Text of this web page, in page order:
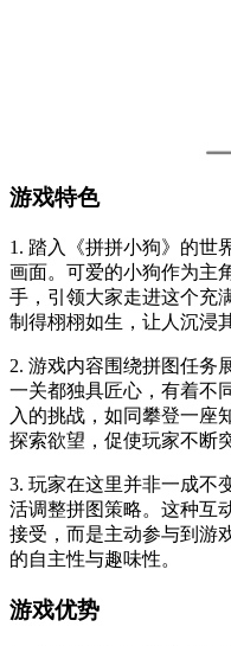
游戏特色
1. 踏入《拼拼小狗》的世
画面。可爱的小狗作为主
手，引领大家走进这个充
制得栩栩如生，让人沉浸
2. 游戏内容围绕拼图任务
一关都独具匠心，有着不
入的挑战，如同攀登一座
探索欲望，促使玩家不断
3. 玩家在这里并非一成不
活调整拼图策略。这种互
接受，而是主动参与到游
的自主性与趣味性。
游戏优势